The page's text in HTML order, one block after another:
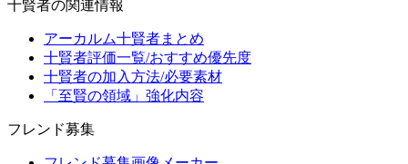
十賢者の関連情報
アーカルム十賢者まとめ
十賢者評価一覧/おすすめ優先度
十賢者の加入方法/必要素材
「至賢の領域」強化内容
フレンド募集